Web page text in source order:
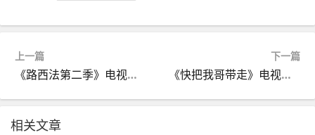
上一篇
《路西法第二季》电视剧解说文案
下一篇
《快把我哥带走》电视剧解说文案
相关文章